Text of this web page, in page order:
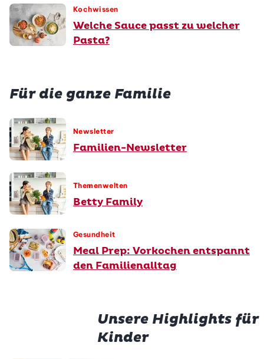
Kochwissen
Welche Sauce passt zu welcher
Pasta?
Für die ganze Familie
Newsletter
Familien-Newsletter
Themenwelten
Betty Family
Gesundheit
Meal Prep: Vorkochen entspannt
den Familienalltag
Unsere Highlights für
Kinder